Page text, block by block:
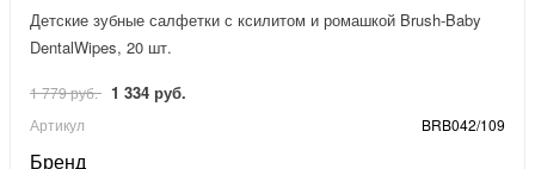
Детские зубные салфетки с ксилитом и ромашкой Brush-Baby
DentalWipes, 20 шт.
1 779 руб. 1 334 руб.
Артикул BRB042/109
Бренд